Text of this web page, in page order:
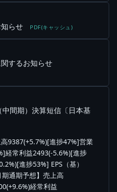
らせ PDF(キャッシュ)
するお知らせ
間期）決算短信〔日本基
9387(+5.7%)[進捗47%]営業
経常利益2493(-5.6%)[進捗
進捗53%] EPS（基）
通期予想】売上高
経常利益